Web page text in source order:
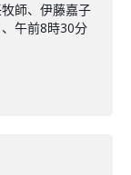
師、伊藤嘉子
午前8時30分